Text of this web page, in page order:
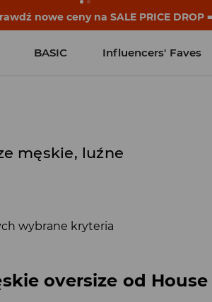
nowe ceny na SALE PRICE DROP
BASIC Influencers' Faves
męskie, luźne
wybrane kryteria
oversize od House